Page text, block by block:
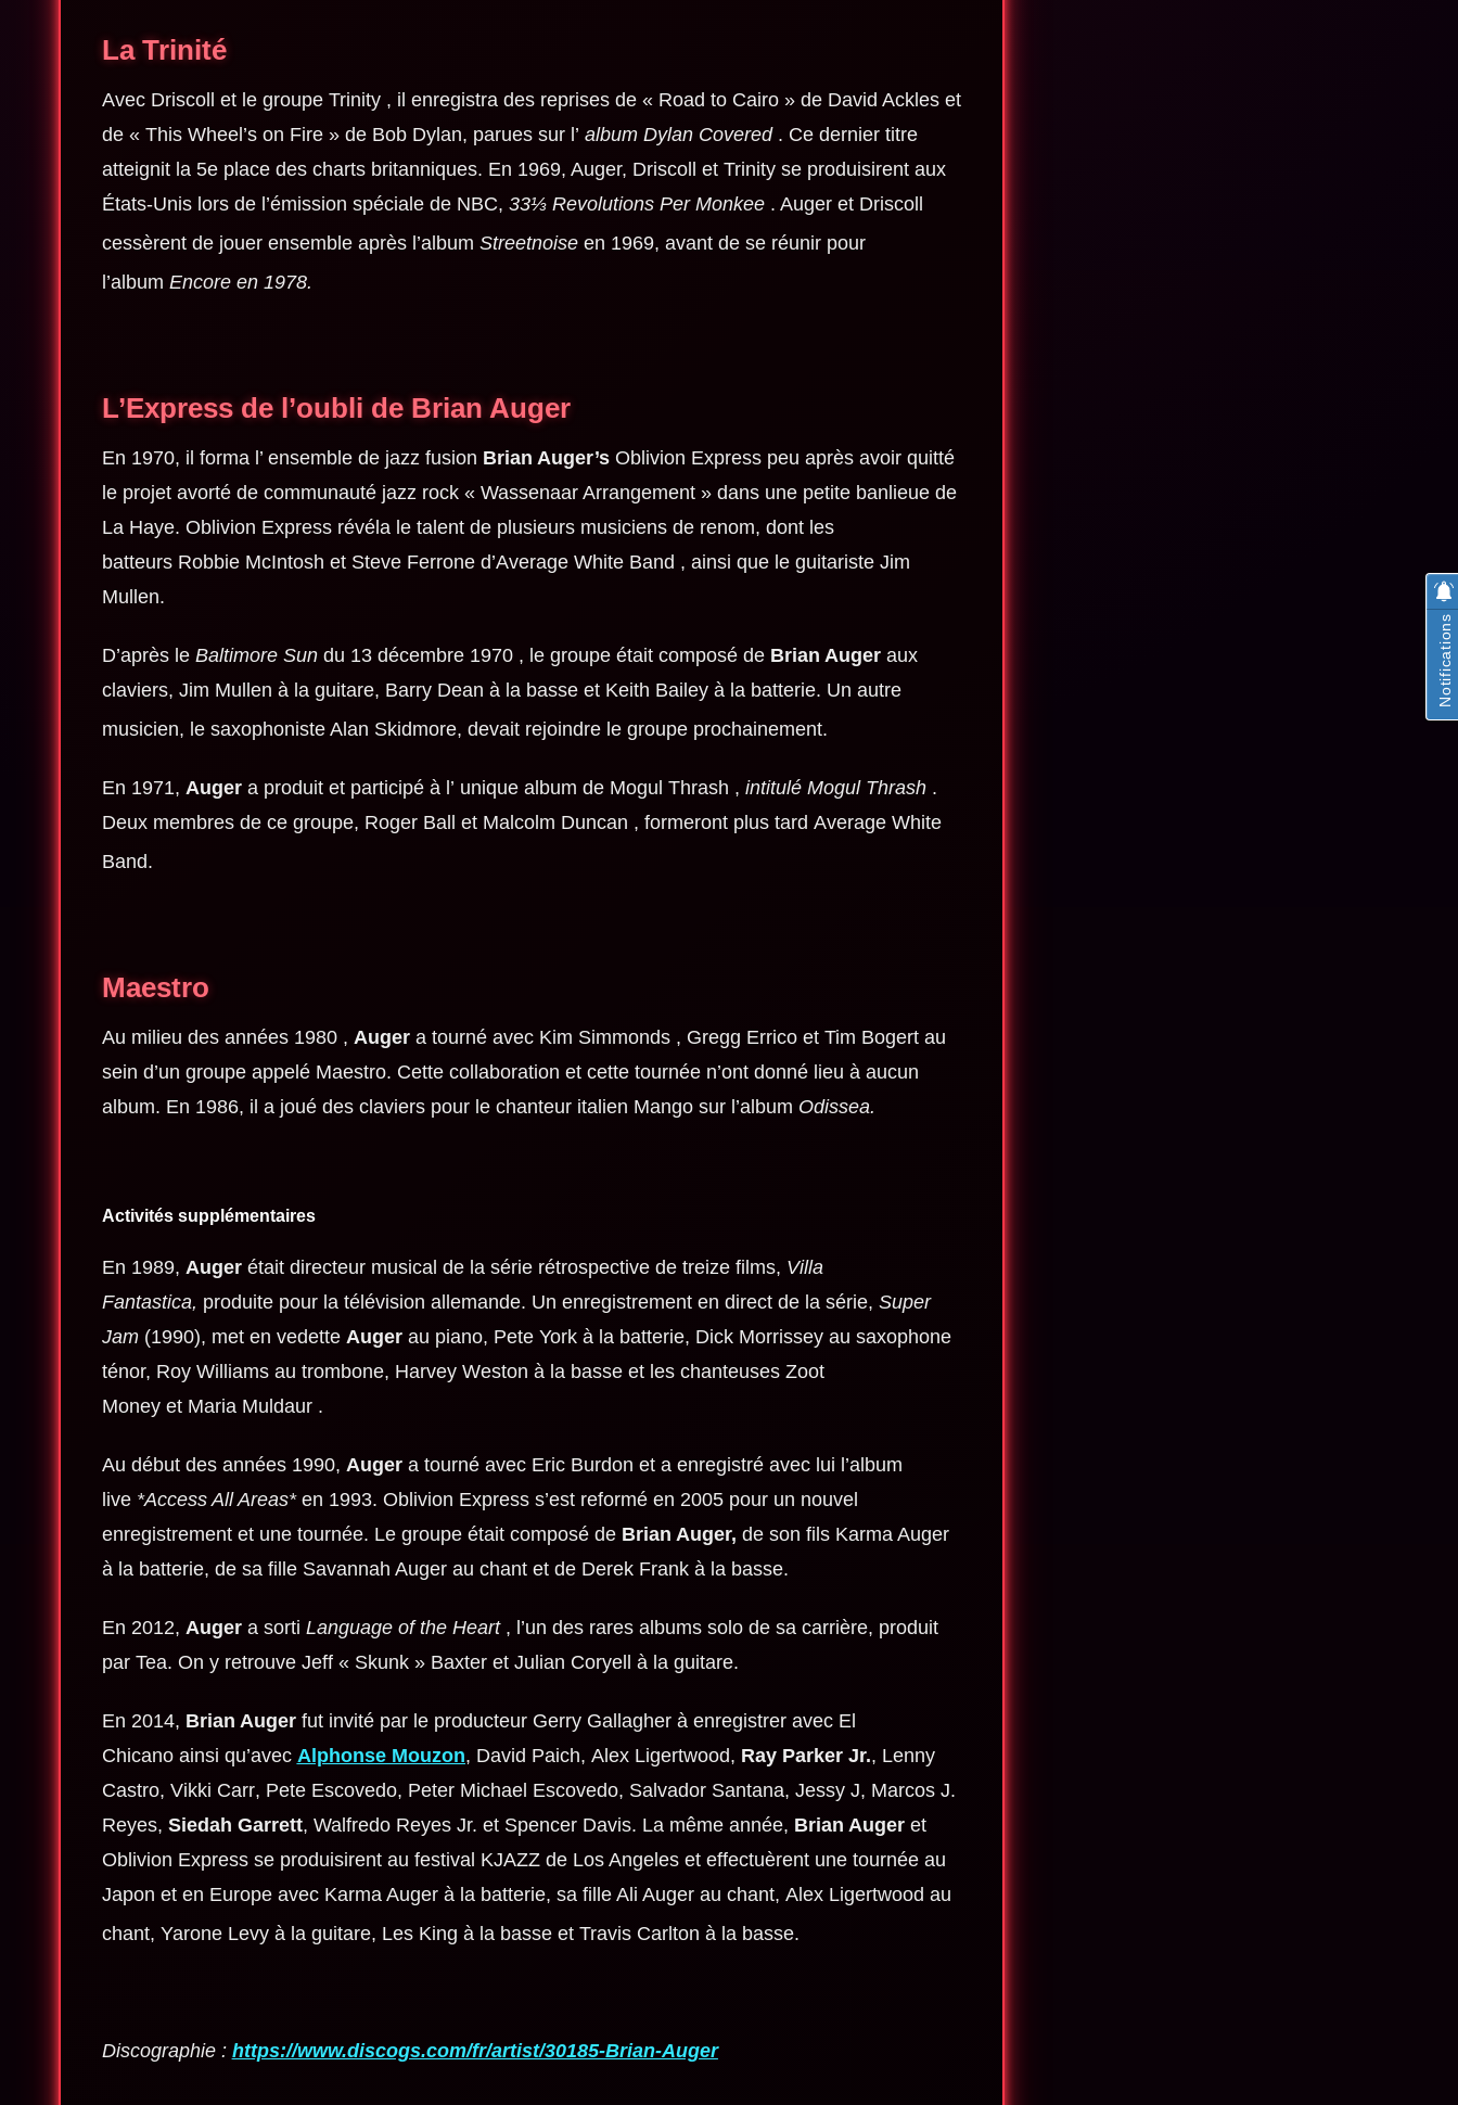
La Trinité
Avec Driscoll et le groupe Trinity, il enregistra des reprises de « Road to Cairo » de David Ackles et
de «This Wheel’s on Fire» de Bob Dylan, parues sur l’ album Dylan Covered. Ce dernier titre
atteignit la 5e place des charts britanniques. En 1969, Auger, Driscoll et Trinity se produisirent aux
États-Unis lors de l’émission spéciale de NBC, 33⅓ Revolutions Per Monkee. Auger et Driscoll
cessèrent de jouer ensemble après l’album Streetnoiseen 1969, avant de se réunir pour
l’album Encore en 1978.
L’Express de l’oubli de Brian Auger
En 1970, il forma l’ ensemble de jazz fusion Brian Auger’sOblivion Express peu après avoir quitté
le projet avorté de communauté jazz rock « Wassenaar Arrangement » dans une petite banlieue de
La Haye. Oblivion Express révéla le talent de plusieurs musiciens de renom, dont les
batteurs Robbie McIntosh et Steve Ferrone d’Average White Band , ainsi que le guitariste Jim
Mullen.
D’après le Baltimore Sundu 13 décembre 1970 , le groupe était composé de Brian Augeraux
claviers, Jim Mullen à la guitare, Barry Dean à la basse et Keith Bailey à la batterie. Un autre
musicien, le saxophoniste Alan Skidmore, devait rejoindre le groupe prochainement.
En 1971, Augera produit et participé à l’ unique album de Mogul Thrash , intitulé Mogul Thrash.
Deux membres de ce groupe, Roger Ball et Malcolm Duncan , formeront plus tard Average White
Band.
Maestro
Au milieu des années 1980 , Augera tourné avec Kim Simmonds, Gregg Errico et Tim Bogertau
sein d’un groupe appelé Maestro. Cette collaboration et cette tournée n’ont donné lieu à aucun
album. En 1986, il a joué des claviers pour le chanteur italien Mangosur l’album Odissea.
Activités supplémentaires
En 1989, Augerétait directeur musical de la série rétrospective de treize films, Villa
Fantastica, produite pour la télévision allemande. Un enregistrement en direct de la série, Super
Jam(1990), met en vedette Augerau piano, Pete Yorkà la batterie, Dick Morrisseyau saxophone
ténor, Roy Williams au trombone, Harvey Weston à la basse et les chanteuses Zoot
Moneyet Maria Muldaur.
Au début des années 1990, Augera tourné avec Eric Burdon et a enregistré avec lui l’album
live *Access All Areas*en 1993. Oblivion Express s’est reformé en 2005 pour un nouvel
enregistrement et une tournée. Le groupe était composé de Brian Auger, de son fils Karma Auger
à la batterie, de sa fille Savannah Auger au chant et de Derek Frank à la basse.
En 2012, Augera sorti Language of the Heart, l’un des rares albums solo de sa carrière, produit
par Tea. On y retrouve Jeff « Skunk » Baxteret Julian Coryell à la guitare.
En 2014, Brian Augerfut invité par le producteur Gerry Gallagher à enregistrer avec El
Chicanoainsi qu’avec Alphonse Mouzon, David Paich, Alex Ligertwood, Ray Parker Jr., Lenny
Castro, Vikki Carr, Pete Escovedo, Peter Michael Escovedo, Salvador Santana, Jessy J, Marcos J.
Reyes, Siedah Garrett, Walfredo Reyes Jr. et Spencer Davis. La même année, Brian Augeret
Oblivion Express se produisirent au festival KJAZZ de Los Angeles et effectuèrent une tournée au
Japon et en Europe avec Karma Auger à la batterie, sa fille Ali Auger au chant, Alex Ligertwood au
chant, Yarone Levy à la guitare, Les King à la basse et Travis Carlton à la basse.
Discographie : https://www.discogs.com/fr/artist/30185-Brian-Auger
Notifications